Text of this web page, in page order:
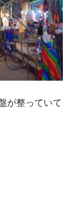
が整っていて